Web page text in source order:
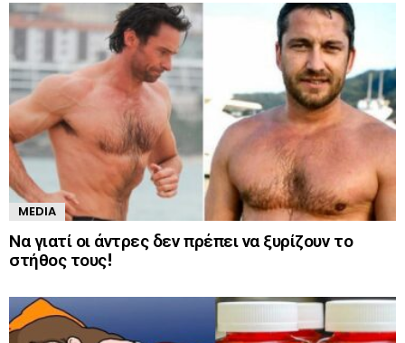
MEDIA
Να γιατί οι άντρες δεν πρέπει να ξυρίζουν το
στήθος τους!